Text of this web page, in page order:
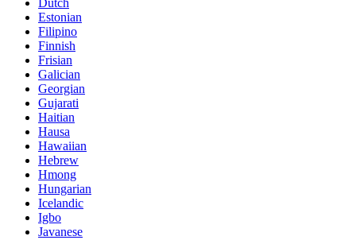
Dutch
Estonian
Filipino
Finnish
Frisian
Galician
Georgian
Gujarati
Haitian
Hausa
Hawaiian
Hebrew
Hmong
Hungarian
Icelandic
Igbo
Javanese